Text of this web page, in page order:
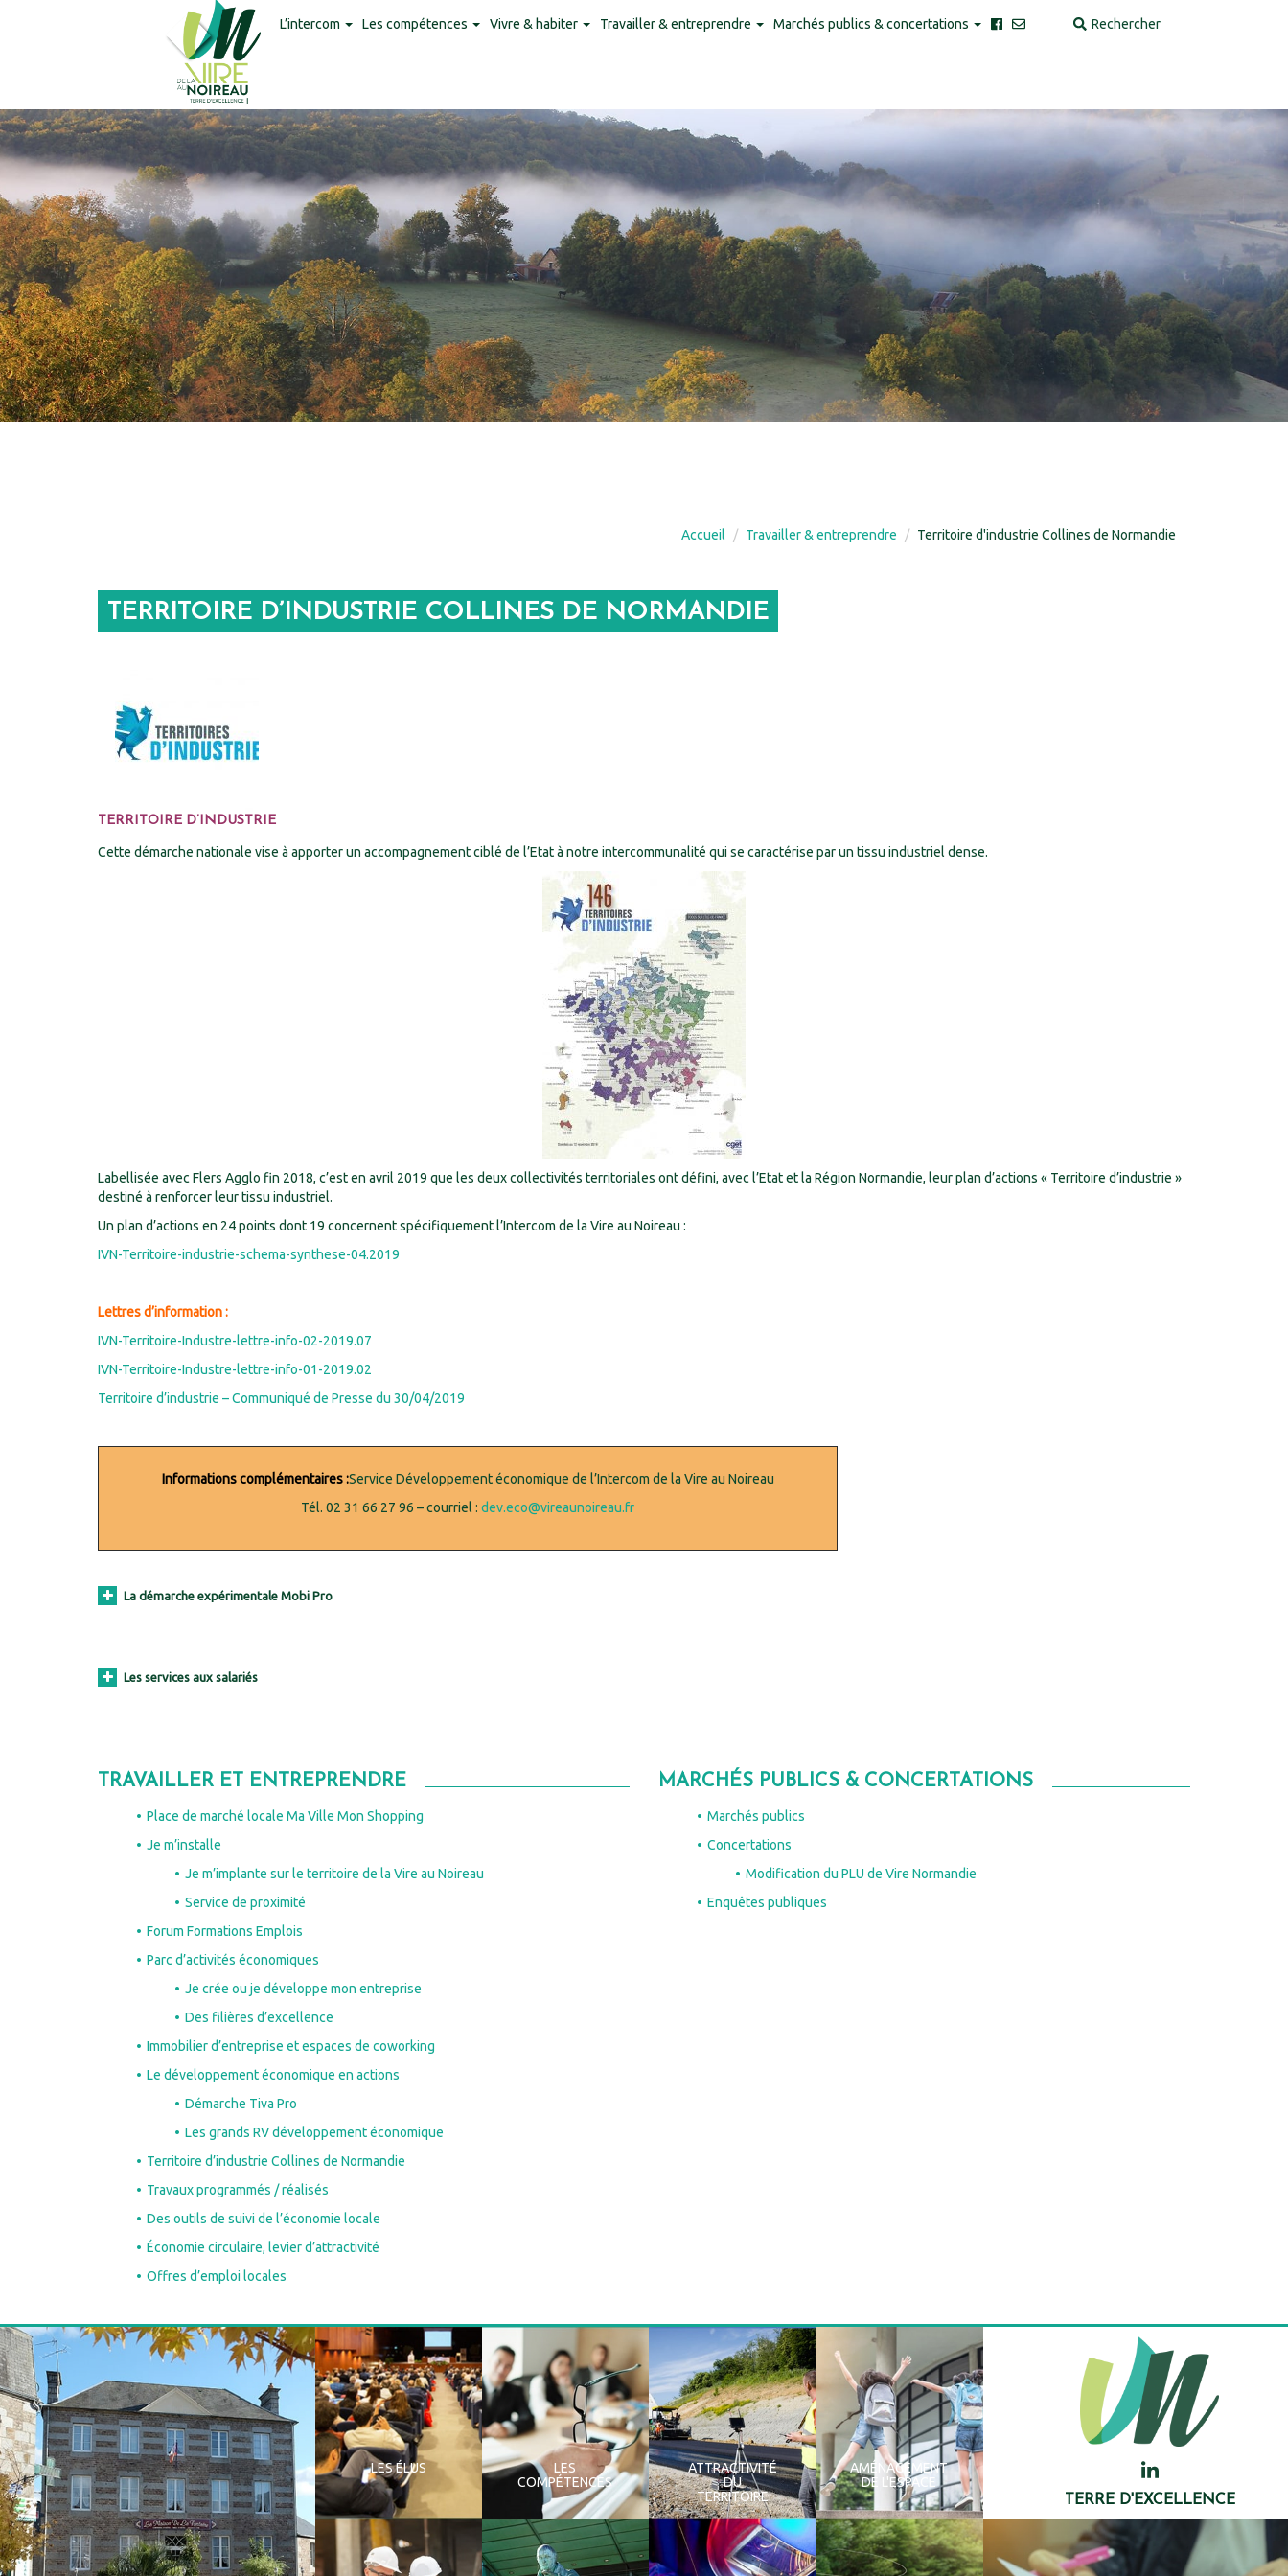
L’intercom Les compétences Vivre & habiter Travailler & entreprendre Marchés publics & concertations
Accueil Travailler & entreprendre Territoire d'industrie Collines de Normandie
TERRITOIRE D’INDUSTRIE COLLINES DE NORMANDIE
TERRITOIRE D’INDUSTRIE
Cette démarche nationale vise à apporter un accompagnement ciblé de l’Etat à notre intercommunalité qui se caractérise par un tissu industriel dense.
Labellisée avec Flers Agglo fin 2018, c’est en avril 2019 que les deux collectivités territoriales ont défini, avec l’Etat et la Région Normandie, leur plan d’actions « Territoire d’industrie »
destiné à renforcer leur tissu industriel.
Un plan d’actions en 24 points dont 19 concernent spécifiquement l’Intercom de la Vire au Noireau :
IVN-Territoire-industrie-schema-synthese-04.2019
Lettres d’information :
IVN-Territoire-Industre-lettre-info-02-2019.07
IVN-Territoire-Industre-lettre-info-01-2019.02
Territoire d’industrie – Communiqué de Presse du 30/04/2019
Informations complémentaires :Service Développement économique de l’Intercom de la Vire au Noireau
Tél. 02 31 66 27 96 – courriel : dev.eco@vireaunoireau.fr
La démarche expérimentale Mobi Pro
Les services aux salariés
https://www.momes-a-dom.fr/
Vire Normandie
Lundi
Relais Petite Enfance – place du
l’association l’ETAPE – 2 rue de la
Monderie – Vire
vendredi
Relais Petite Enfance – place du
Château – Vire
cliquez ici
TRAVAILLER ET ENTREPRENDRE
Place de marché locale Ma Ville Mon Shopping
Je m’installe
Je m’implante sur le territoire de la Vire au Noireau
Service de proximité
Forum Formations Emplois
Parc d’activités économiques
Je crée ou je développe mon entreprise
Des filières d’excellence
Immobilier d’entreprise et espaces de coworking
Le développement économique en actions
Démarche Tiva Pro
Les grands RV développement économique
Territoire d’industrie Collines de Normandie
Travaux programmés / réalisés
Des outils de suivi de l’économie locale
Économie circulaire, levier d’attractivité
Offres d’emploi locales
MARCHÉS PUBLICS & CONCERTATIONS
Marchés publics
Concertations
Modification du PLU de Vire Normandie
Enquêtes publiques
LES ÉLUS
LES
COMPÉTENCES
ATTRACTIVITÉ
DU
TERRITOIRE
AMÉNAGEMENT
DE L'ESPACE
TERRE D'EXCELLENCE
Panneau de gestion des cookies